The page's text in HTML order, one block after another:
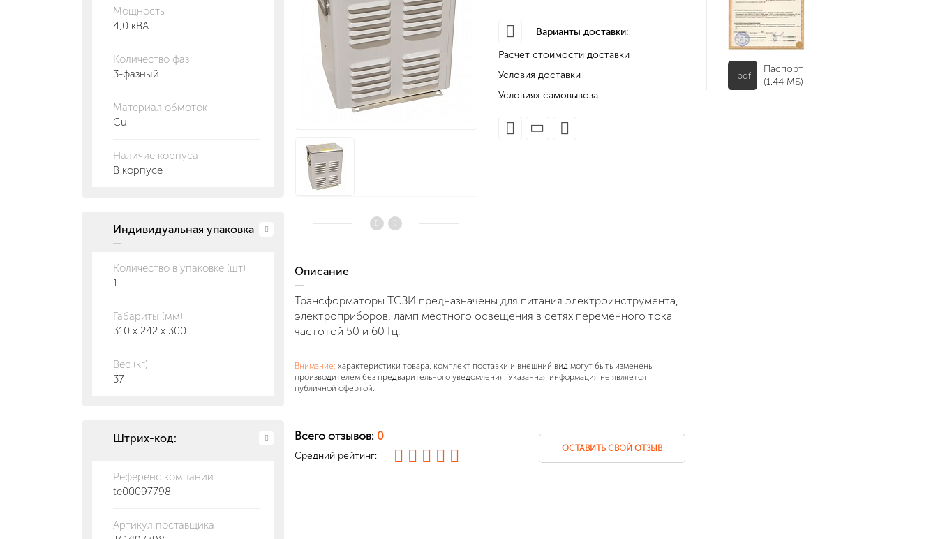
Мощность
4,0 кВА
Количество фаз
3-фазный
Материал обмоток
Cu
Наличие корпуса
В корпусе
Индивидуальная упаковка
Количество в упаковке (шт)
1
Габариты (мм)
310 x 242 x 300
Вес (кг)
37
Штрих-код:
Референс компании
te00097798
Артикул поставщика
Варианты доставки:
Расчет стоимости доставки
Условия доставки
Условиях самовывоза
Описание
Трансформаторы ТСЗИ предназначены для питания электроинструмента,
электроприборов, ламп местного освещения в сетях переменного тока
частотой 50 и 60 Гц.
Внимание: характеристики товара, комплект поставки и внешний вид могут быть изменены
производителем без предварительного уведомления. Указанная информация не является
публичной офертой.
Всего отзывов: 0
Средний рейтинг:
ОСТАВИТЬ СВОЙ ОТЗЫВ
.pdf
Паспорт
(1.44 МБ)